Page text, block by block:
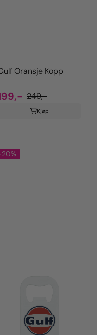
Oransje Kopp
249,-
Kjøp